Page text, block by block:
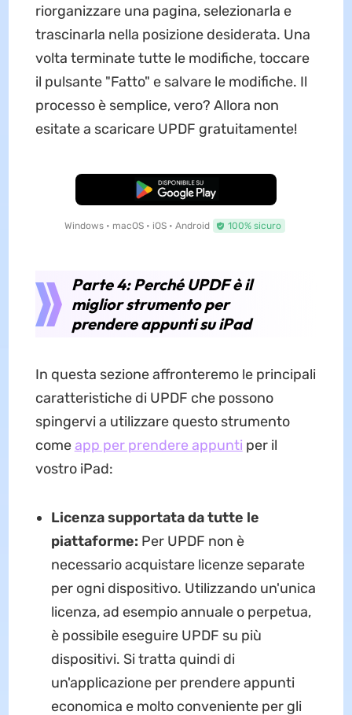
riorganizzare una pagina, selezionarla e
trascinarla nella posizione desiderata. Una
volta terminate tutte le modifiche, toccare
il pulsante "Fatto" e salvare le modifiche. Il
processo è semplice, vero? Allora non
esitate a scaricare UPDF gratuitamente!
Download Gratis
Windows • macOS • iOS • Android 100% sicuro
Parte 4: Perché UPDF è il
miglior strumento per
prendere appunti su iPad
In questa sezione affronteremo le principali
caratteristiche di UPDF che possono
spingervi a utilizzare questo strumento
comeapp per prendere appunti per il
vostro iPad:
Licenza supportata da tutte le
piattaforme: Per UPDF non è
necessario acquistare licenze separate
per ogni dispositivo. Utilizzando un'unica
licenza, ad esempio annuale o perpetua,
è possibile eseguire UPDF su più
dispositivi. Si tratta quindi di
un'applicazione per prendere appunti
economica e molto conveniente per gli